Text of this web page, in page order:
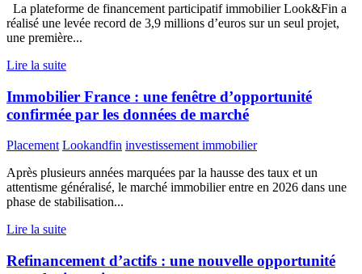
La plateforme de financement participatif immobilier Look&Fin a
réalisé une levée record de 3,9 millions d’euros sur un seul projet,
une première...
Lire la suite
Immobilier France : une fenêtre d’opportunité
confirmée par les données de marché
Placement Lookandfin investissement immobilier
Après plusieurs années marquées par la hausse des taux et un
attentisme généralisé, le marché immobilier entre en 2026 dans une
phase de stabilisation...
Lire la suite
Refinancement d’actifs : une nouvelle opportunité